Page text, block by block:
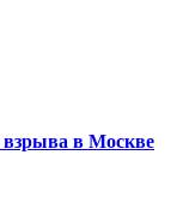
взрыва в Москве